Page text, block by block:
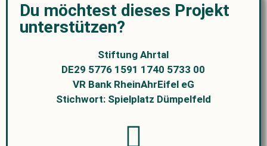
Du möchtest dieses Projekt
unterstützen?
Stiftung Ahrtal
DE29 5776 1591 1740 5733 00
VR Bank RheinAhrEifel eG
Stichwort: Spielplatz Dümpelfeld